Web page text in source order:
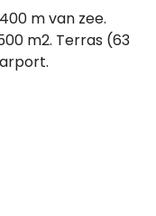
m van zee.
m2. Terras (63